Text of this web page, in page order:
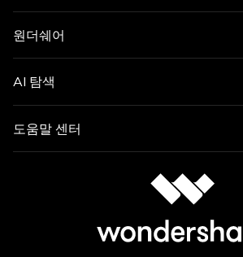
원더쉐어
AI 탐색
도움말 센터